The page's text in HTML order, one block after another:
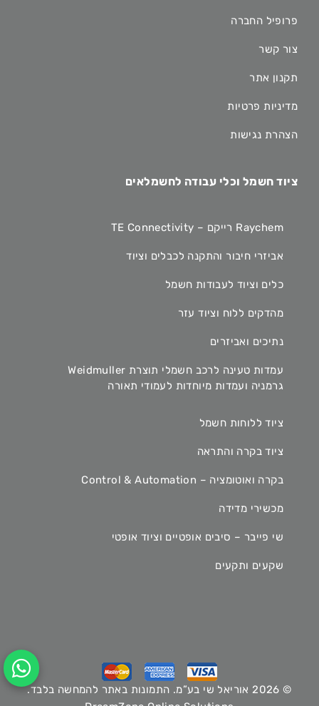
פרופיל החברה
צור קשר
תקנון אתר
מדיניות פרטיות
הצהרת נגישות
ציוד חשמל וכלי עבודה לחשמלאים
Raychem רייקם – TE Connectivity
אביזרי חיבור והתקנה לכבלים וציוד
כלים וציוד לעבודות חשמל
מהדקים ללוח וציוד עזר
נתיכים ואביזרים
עמדות טעינה לרכב חשמלי תוצרת Weidmuller
גרמניה ועמדות מיוחדות לעמודי תאורה
ציוד ללוחות חשמל
ציוד בקרה והתראה
בקרה ואוטומציה – Control & Automation
מכשירי מדידה
שי פייבר – סיבים אופטיים וציוד אופטי
שקעים ותקעים
© 2026 אוריאל שי בע”מ. התמונות באתר להמחשה בלבד.